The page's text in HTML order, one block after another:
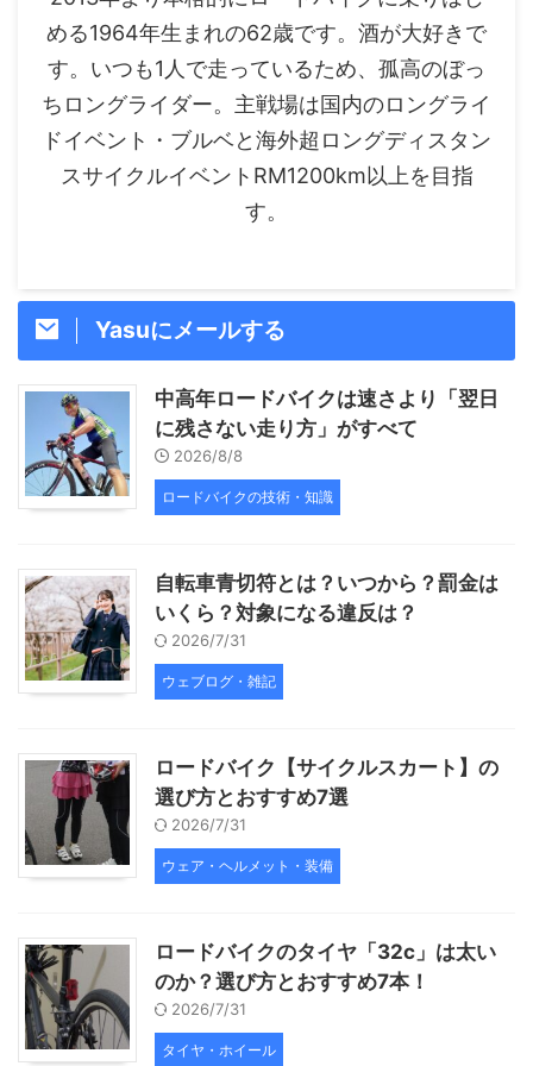
める1964年生まれの62歳です。酒が大好きで
す。いつも1人で走っているため、孤高のぼっ
ちロングライダー。主戦場は国内のロングライ
ドイベント・ブルベと海外超ロングディスタン
スサイクルイベントRM1200km以上を目指
す。
Yasuにメールする
中高年ロードバイクは速さより「翌日
に残さない走り方」がすべて
2026/8/8
ロードバイクの技術・知識
自転車青切符とは？いつから？罰金は
いくら？対象になる違反は？
2026/7/31
ウェブログ・雑記
ロードバイク【サイクルスカート】の
選び方とおすすめ7選
2026/7/31
ウェア・ヘルメット・装備
ロードバイクのタイヤ「32c」は太い
のか？選び方とおすすめ7本！
2026/7/31
タイヤ・ホイール